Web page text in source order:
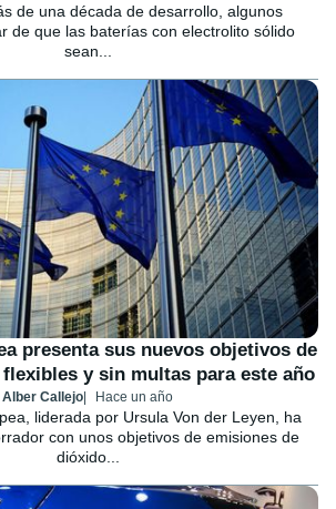
de una década de desarrollo, algunos
de que las baterías con electrolito sólido
sean...
presenta sus nuevos objetivos de
y sin multas para este año
Alber Callejo Hace un año
liderada por Ursula Von der Leyen, ha
con unos objetivos de emisiones de
dióxido...